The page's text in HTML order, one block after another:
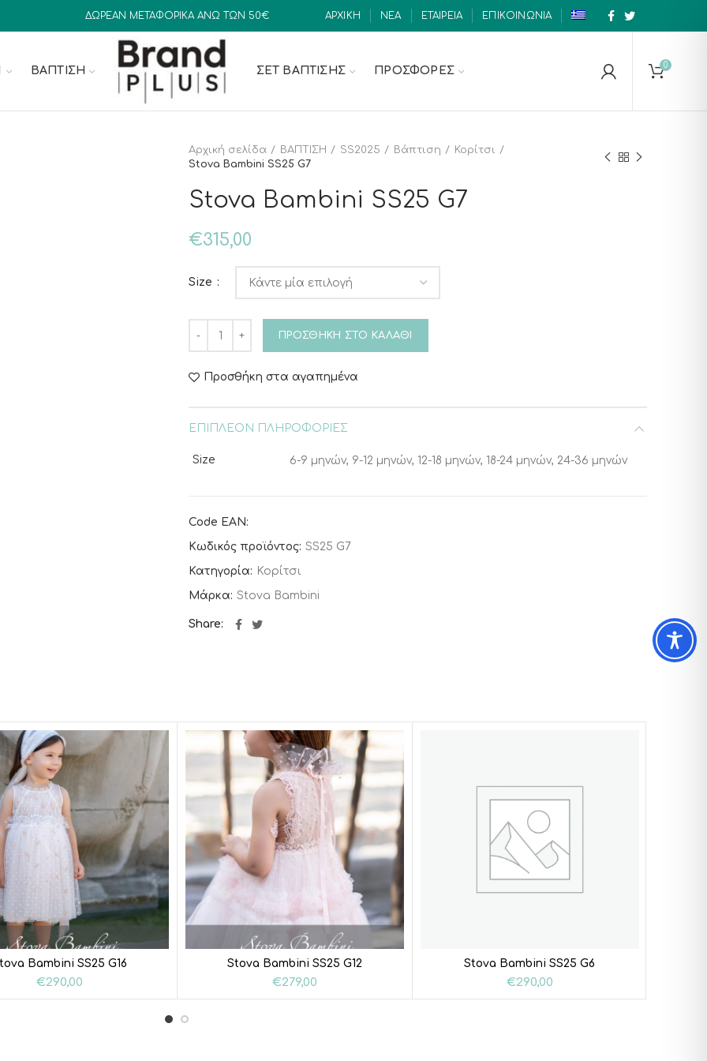
ΔΩΡΕΑΝ ΜΕΤΑΦΟΡΙΚΑ ΑΝΩ ΤΩΝ 50€ ΑΡΧΙΚΗ ΝΕΑ ΕΤΑΙΡΕΙΑ ΕΠΙΚΟΙΝΩΝΙΑ
ΒΑΠΤΙΣΗ ΣΕΤ ΒΆΠΤΙΣΗΣ ΠΡΟΣΦΟΡΕΣ 0
Αρχική σελίδα
ΒΑΠΤΙΣΗ SS2025 Βάπτιση
Κορίτσι
Stova Bambini SS25 G7
Stova Bambini SS25 G7
€315,00
Size
ΠΡΟΣΘΉΚΗ ΣΤΟ ΚΑΛΆΘΙ
Προσθήκη στα αγαπημένα
ΕΠΙΠΛΈΟΝ ΠΛΗΡΟΦΟΡΊΕΣ
Size 6-9 μηνών, 9-12 μηνών, 12-18 μηνών, 18-24 μηνών, 24-36 μηνών
Code EAN:
Κωδικός προϊόντος: SS25 G7
Κατηγορία: Κορίτσι
Μάρκα: Stova Bambini
Share
Bambini SS25 G16
€290,00
Stova Bambini SS25 G12
€279,00
Stova Bambini SS25 G6
€290,00